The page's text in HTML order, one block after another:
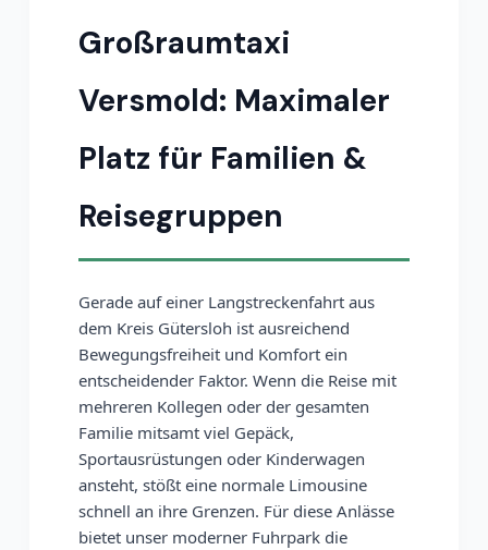
Großraumtaxi
Versmold: Maximaler
Platz für Familien &
Reisegruppen
Gerade auf einer Langstreckenfahrt aus
dem Kreis Gütersloh ist ausreichend
Bewegungsfreiheit und Komfort ein
entscheidender Faktor. Wenn die Reise mit
mehreren Kollegen oder der gesamten
Familie mitsamt viel Gepäck,
Sportausrüstungen oder Kinderwagen
ansteht, stößt eine normale Limousine
schnell an ihre Grenzen. Für diese Anlässe
bietet unser moderner Fuhrpark die